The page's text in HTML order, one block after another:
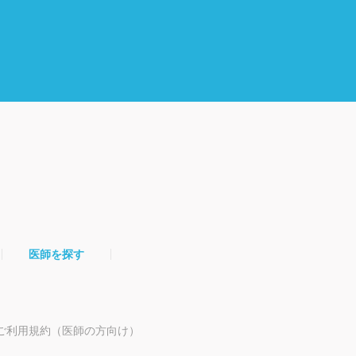
医師を探す
利用規約（医師の方向け）